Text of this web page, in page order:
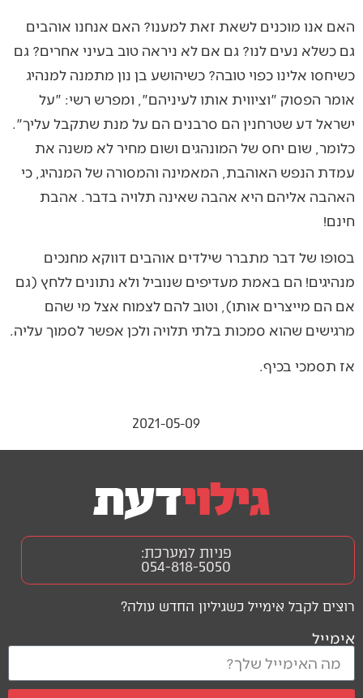
האם אנו מוכנים לשאת זאת למענו? האם אנחנו אוהבים
גם כשלא נעים לנו? גם אם לא ניראה טוב בעיני אחרים? גם
כשיחסו אלינו כפוי טובה? כשיהושע בן נון מתמנה למנהיג
אומר הפסוק "וציווית אותו לעיניהם", ומפרש רשי: "על
ישראל דע שטרחנין הם סרבנים הם על מנת שתקבל עליך".
כלומר, שום יחס של המונהגים ושום מחיר לא משנה את
עמדת הנפש האוהבת, המאמינה והמסורה של המנהיג, כי
האהבה אליהם היא אהבה שאינה תלויה בדבר. אהבת
חינם!
בסופו של דבר מתברר שילדים אוהבים דווקא מחנכים
מנהיגים! הם באמת מעדיפים שנוביל ולא נתונים ללחץ (גם
אם הם מייצרים אותו), וטוב להם לצמוח אצל מי שהם
מרגישים שהוא סמכות בלתי תלויה ולכן אפשר לסמוך עליה.
אז תסמכי בכיף.
2021-05-09
רוצים לקבל אימייל כשגיליון החדש עולה?
אימייל
פניות למערכת:
054-818-5050